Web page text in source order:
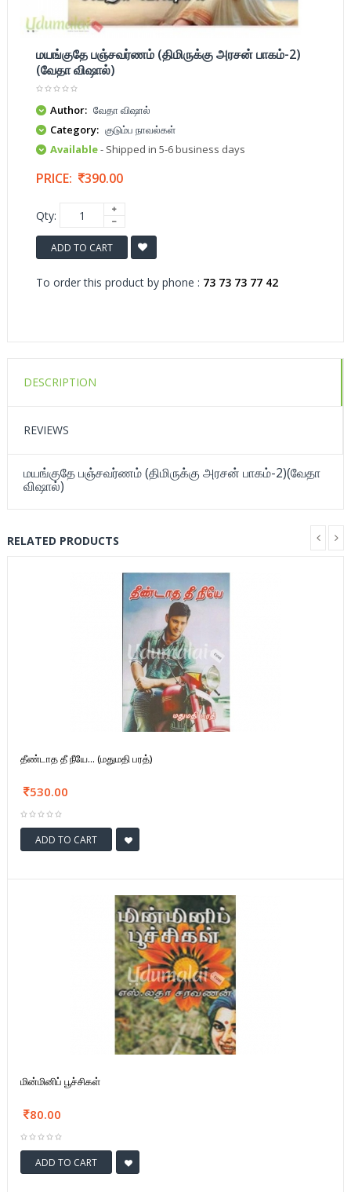
மயங்குதே பஞ்சவர்ணம் (திமிருக்கு அரசன் பாகம்-2)
(வேதா விஷால்)
Author: வேதா விஷால்
Category: குடும்ப நாவல்கள்
Available- Shipped in 5-6 business days
PRICE: 390.00
Qty:
ADD TO CART
To order this product by phone : 73 73 73 77 42
DESCRIPTION
REVIEWS
மயங்குதே பஞ்சவர்ணம் (திமிருக்கு அரசன் பாகம்-2)(வேதா
விஷால்)
RELATED PRODUCTS
தீண்டாத தீ நீயே... (மதுமதி பரத்)
530.00
ADD TO CART
மின்மினிப் பூச்சிகள்
80.00
ADD TO CART